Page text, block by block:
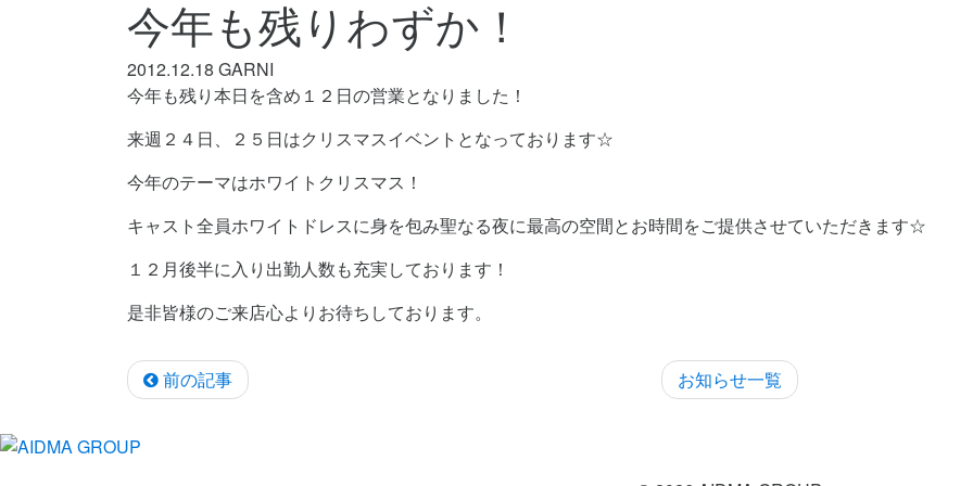
今年も残りわずか！
2012.12.18 GARNI
今年も残り本日を含め１２日の営業となりました！
来週２４日、２５日はクリスマスイベントとなっております☆
今年のテーマはホワイトクリスマス！
キャスト全員ホワイトドレスに身を包み聖なる夜に最高の空間とお時間をご提供させていただきます☆
１２月後半に入り出勤人数も充実しております！
是非皆様のご来店心よりお待ちしております。
前の記事 お知らせ一覧